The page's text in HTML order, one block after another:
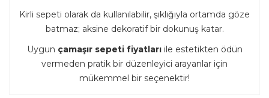
Kirli sepeti olarak da kullanılabilir, şıklığıyla ortamda göze
batmaz; aksine dekoratif bir dokunuş katar.
Uygun çamaşır sepeti fiyatlarıile estetikten ödün
vermeden pratik bir düzenleyici arayanlar için
mükemmel bir seçenektir!